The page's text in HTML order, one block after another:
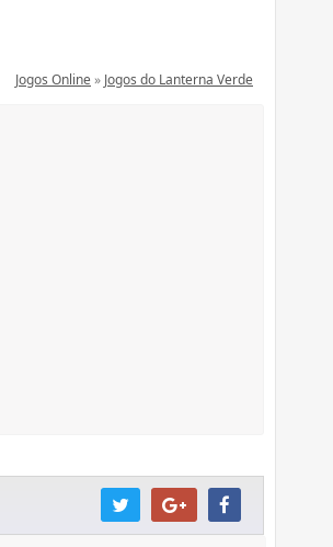
Jogos Online» Jogos do Lanterna Verde